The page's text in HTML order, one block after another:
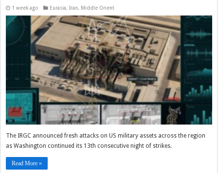
1 week ago Eurasia,Iran, Middle Orient
The IRGC announced fresh attacks on US military assets across the region
as Washington continued its 13th consecutive night of strikes.
Read More »